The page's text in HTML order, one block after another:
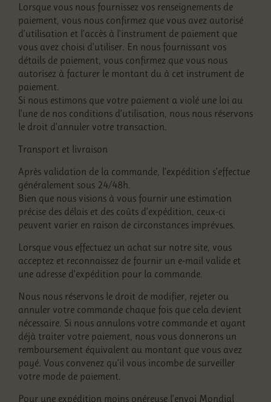
Lorsque vous nous fournissez vos renseignements de
paiement, vous nous confirmez que vous avez autorisé
d’utilisation et l’accès à l’instrument de paiement que
vous avez choisi d’utiliser. En nous fournissant vos
détails de paiement, vous confirmez que vous nous
autorisez à facturer le montant du à cet instrument de
paiement.
Si nous estimons que votre paiement a violé une loi au
l’une de nos conditions d’utilisation, nous nous réservons
le droit d’annuler votre transaction.
Transport et livraison
Après validation de la commande, l’expédition s’effectue
généralement sous 24/48h.
Bien que nous visions à vous fournir une estimation
précise des délais et des coûts d’expédition, ceux-ci
peuvent varier en raison de circonstances imprévues.
Lorsque vous effectuez un achat sur notre site, vous
acceptez et reconnaissez de fournir un e-mail valide et
une adresse d’expédition pour la commande.
Nous nous réservons le droit de modifier, rejeter ou
annuler votre commande chaque fois que cela devient
nécessaire. Si nous annulons votre commande et ayant
déjà traiter votre paiement, nous vous donnerons un
remboursement équivalent au montant que vous avez
payé. Vous convenez qu’il vous incombe de surveiller
votre mode de paiement.
Pour une expédition moins onéreuse l’envoi Mondial